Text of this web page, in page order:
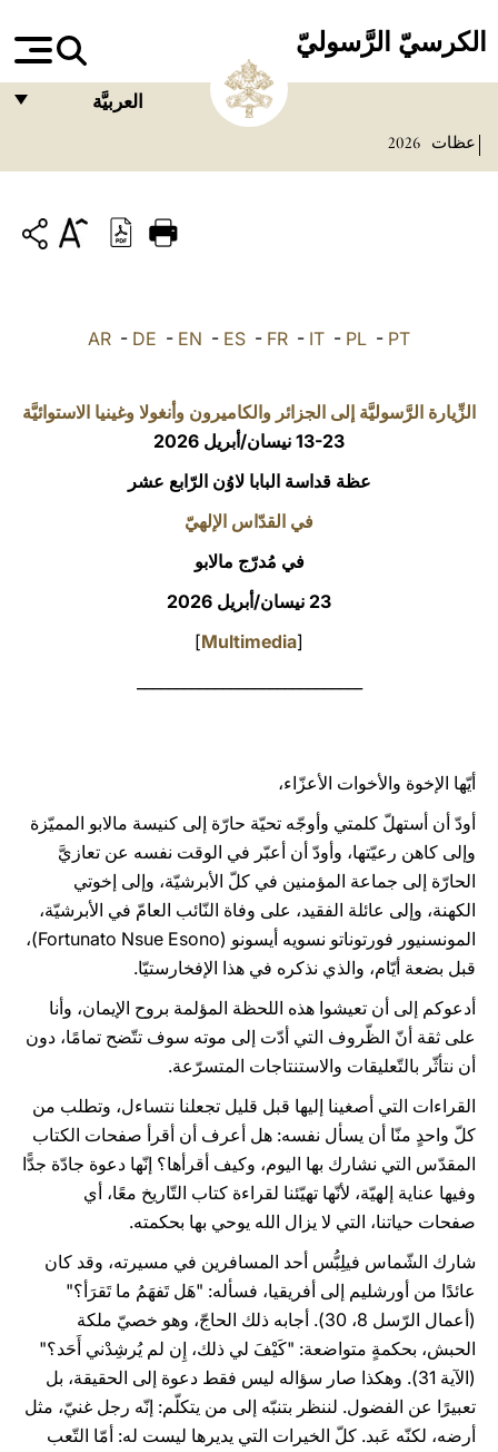
الكرسيّ الرَّسوليّ
العربيَّة
ITALIANO
POLSKI
中文
عظات 2026
AR - DE - EN - ES - FR - IT - PL - PT
الزِّيارة الرَّسوليَّة إلى الجزائر والكاميرون وأنغولا وغينيا الاستوائيَّة
13-23 نيسان/أبريل 2026
عظة قداسة البابا لاوُن الرّابع عشر
في القدّاس الإلهيّ
في مُدرّج مالابو
23 نيسان/أبريل 2026
[
Multimedia
]
أيّها الإخوة والأخوات الأعزّاء،
أودّ أن أستهلّ كلمتي وأوجّه تحيّة حارّة إلى كنيسة مالابو المميّزة
وإلى كاهن رعيّتها، وأودّ أن أعبّر في الوقت نفسه عن تعازيَّ
الحارّة إلى جماعة المؤمنين في كلّ الأبرشيّة، وإلى إخوتي
الكهنة، وإلى عائلة الفقيد، على وفاة النّائب العامّ في الأبرشيّة،
المونسنيور فورتوناتو نسويه أيسونو (Fortunato Nsue Esono)،
قبل بضعة أيّام، والذي نذكره في هذا الإفخارستيّا.
أدعوكم إلى أن تعيشوا هذه اللحظة المؤلمة بروح الإيمان، وأنا
على ثقة أنّ الظّروف التي أدّت إلى موته سوف تتّضح تمامًا، دون
أن نتأثّر بالتّعليقات والاستنتاجات المتسرّعة.
القراءات التي أصغينا إليها قبل قليل تجعلنا نتساءل، وتطلب من
كلّ واحدٍ منّا أن يسأل نفسه: هل أعرف أن أقرأ صفحات الكتاب
المقدّس التي نشارك بها اليوم، وكيف أقرأها؟ إنّها دعوة جادّة جدًّا
وفيها عناية إلهيّة، لأنّها تهيّئنا لقراءة كتاب التّاريخ معًا، أي
صفحات حياتنا، التي لا يزال الله يوحي بها بحكمته.
شارك الشّماس فيلِبُّس أحد المسافرين في مسيرته، وقد كان
عائدًا من أورشليم إلى أفريقيا، فسأله: "هَل تَفهَمُ ما تَقرَأ؟"
(أعمال الرّسل 8، 30). أجابه ذلك الحاجّ، وهو خصيّ ملكة
الحبش، بحكمةٍ متواضعة: "كَيْفَ لي ذلك، إِن لم يُرشِدْني أَحَد؟"
(الآية 31). وهكذا صار سؤاله ليس فقط دعوة إلى الحقيقة، بل
تعبيرًا عن الفضول. لننظر بتنبّه إلى من يتكلّم: إنّه رجل غنيّ، مثل
أرضه، لكنّه عَبد. كلّ الخيرات التي يديرها ليست له: أمّا التّعب